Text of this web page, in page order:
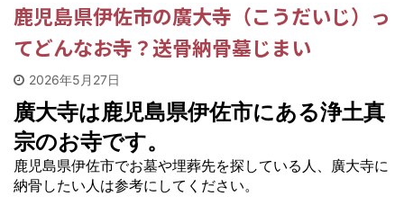
鹿児島県伊佐市の廣大寺（こうだいじ）っ
てどんなお寺？送骨納骨墓じまい
2026年5月27日
廣大寺は鹿児島県伊佐市にある浄土真
宗のお寺です。
鹿児島県伊佐市でお墓や埋葬先を探している人、廣大寺に
納骨したい人は参考にしてください。